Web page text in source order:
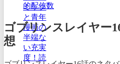
的配信数
ゴブリンスレイヤー
想